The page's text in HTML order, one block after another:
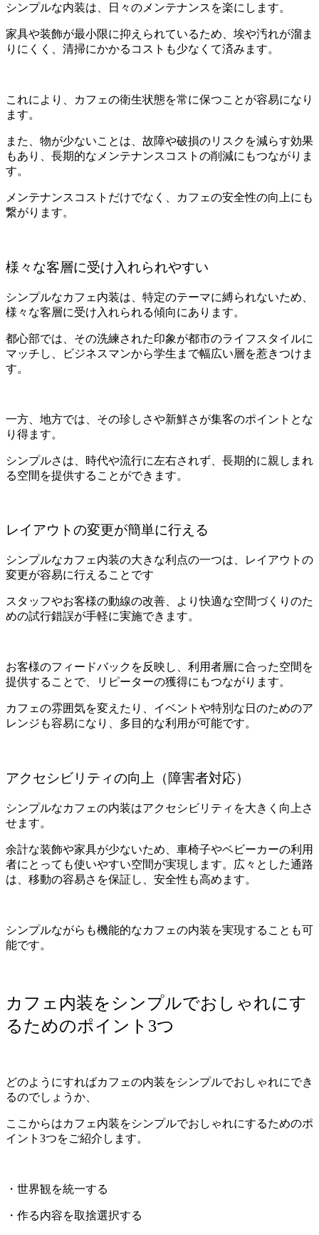
シンプルな内装は、日々のメンテナンスを楽にします。
家具や装飾が最小限に抑えられているため、埃や汚れが溜ま
りにくく、清掃にかかるコストも少なくて済みます。
これにより、カフェの衛生状態を常に保つことが容易になり
ます。
また、物が少ないことは、故障や破損のリスクを減らす効果
もあり、長期的なメンテナンスコストの削減にもつながりま
す。
メンテナンスコストだけでなく、カフェの安全性の向上にも
繋がります。
様々な客層に受け入れられやすい
シンプルなカフェ内装は、特定のテーマに縛られないため、
様々な客層に受け入れられる傾向にあります。
都心部では、その洗練された印象が都市のライフスタイルに
マッチし、ビジネスマンから学生まで幅広い層を惹きつけま
す。
一方、地方では、その珍しさや新鮮さが集客のポイントとな
り得ます。
シンプルさは、時代や流行に左右されず、長期的に親しまれ
る空間を提供することができます。
レイアウトの変更が簡単に行える
シンプルなカフェ内装の大きな利点の一つは、レイアウトの
変更が容易に行えることです
スタッフやお客様の動線の改善、より快適な空間づくりのた
めの試行錯誤が手軽に実施できます。
お客様のフィードバックを反映し、利用者層に合った空間を
提供することで、リピーターの獲得にもつながります。
カフェの雰囲気を変えたり、イベントや特別な日のためのア
レンジも容易になり、多目的な利用が可能です。
アクセシビリティの向上（障害者対応）
シンプルなカフェの内装はアクセシビリティを大きく向上さ
せます。
余計な装飾や家具が少ないため、車椅子やベビーカーの利用
者にとっても使いやすい空間が実現します。広々とした通路
は、移動の容易さを保証し、安全性も高めます。
シンプルながらも機能的なカフェの内装を実現することも可
能です。
カフェ内装をシンプルでおしゃれにす
るためのポイント3つ
どのようにすればカフェの内装をシンプルでおしゃれにでき
るのでしょうか、
ここからはカフェ内装をシンプルでおしゃれにするためのポ
イント3つをご紹介します。
・世界観を統一する
・作る内容を取捨選択する